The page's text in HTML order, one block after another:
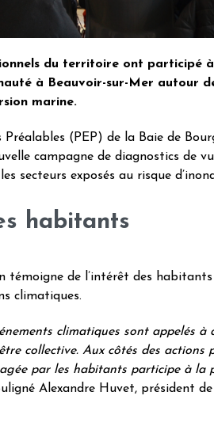
du territoire ont participé
à Beauvoir-sur-Mer autour
marine.
Préalables (PEP) de la Baie de
campagne de diagnostics de
secteurs exposés au risque
habitants
de l’intérêt des habitants
climatiques.
climatiques sont appelés à
collective. Aux côtés des actions
par les habitants participe à la
Alexandre Huvet, président